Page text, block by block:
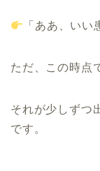
「ああ、いい
ただ、この時点
それが少しずつ
です。